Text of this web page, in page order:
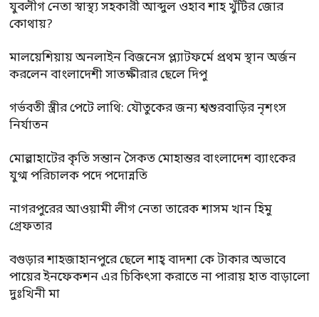
যুবলীগ নেতা স্বাস্থ্য সহকারী আব্দুল ওহাব শাহ খুঁটির জোর
কোথায়?
মালয়েশিয়ায় অনলাইন বিজনেস প্ল্যাটফর্মে প্রথম স্থান অর্জন
করলেন বাংলাদেশী সাতক্ষীরার ছেলে দিপু
গর্ভবতী স্ত্রীর পেটে লাথি: যৌতুকের জন্য শ্বশুরবাড়ির নৃশংস
নির্যাতন
মোল্লাহাটের কৃতি সন্তান সৈকত মোহান্তর বাংলাদেশ ব্যাংকের
যুগ্ম পরিচালক পদে পদোন্নতি
নাগরপুরের আওয়ামী লীগ নেতা তারেক শাসম খান হিমু
গ্রেফতার
বগুড়ার শাহজাহানপুরে ছেলে শাহ্ বাদশা কে টাকার অভাবে
পায়ের ইনফেকশন এর চিকিৎসা করাতে না পারায় হাত বাড়ালো
দুঃখিনী মা